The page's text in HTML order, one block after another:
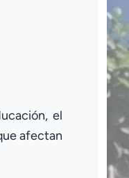
el
afectan